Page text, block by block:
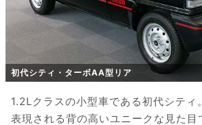
初代シティ・ターボAA型リア
1.2Lクラスの小型車である初代シティ
表現される背の高いユニークな見た目